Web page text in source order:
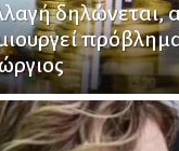
δηλώνεται,